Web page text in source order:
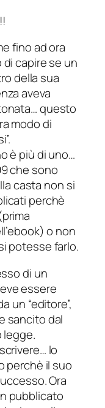
fino ad ora
di capire se un
della sua
aveva
questo
modo di
è più di uno…
che sono
casta non si
perchè
o non
potesse farlo.
di un
essere
un “editore”,
sancito dal
legge.
lo
perchè il suo
Ora
pubblicato